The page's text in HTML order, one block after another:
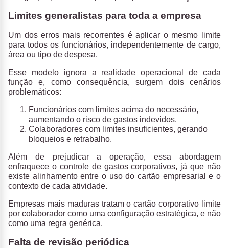
Limites generalistas para toda a empresa
Um dos erros mais recorrentes é aplicar o mesmo limite
para todos os funcionários, independentemente de cargo,
área ou tipo de despesa.
Esse modelo ignora a realidade operacional de cada
função e, como consequência, surgem dois cenários
problemáticos:
Funcionários com limites acima do necessário,
aumentando o risco de gastos indevidos.
Colaboradores com limites insuficientes, gerando
bloqueios e retrabalho.
Além de prejudicar a operação, essa abordagem
enfraquece o controle de gastos corporativos, já que não
existe alinhamento entre o uso do cartão empresarial e o
contexto de cada atividade.
Empresas mais maduras tratam o cartão corporativo limite
por colaborador como uma configuração estratégica, e não
como uma regra genérica.
Falta de revisão periódica